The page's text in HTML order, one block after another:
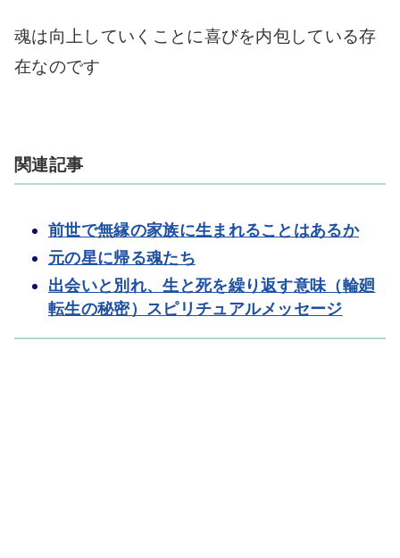
魂は向上していくことに喜びを内包している存
在なのです
関連記事
前世で無縁の家族に生まれることはあるか
元の星に帰る魂たち
出会いと別れ、生と死を繰り返す意味（輪廻
転生の秘密）スピリチュアルメッセージ